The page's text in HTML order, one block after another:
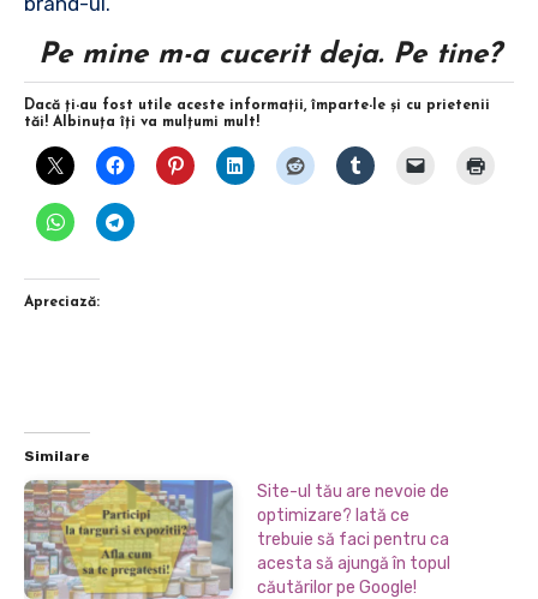
Pe mine m-a cucerit deja. Pe tine?
Dacă ţi-au fost utile aceste informaţii, împarte-le şi cu prietenii
tăi! Albinuţa îţi va mulţumi mult!
Apreciază:
Similare
Site-ul tău are nevoie de
optimizare? Iată ce
trebuie să faci pentru ca
acesta să ajungă în topul
căutărilor pe Google!